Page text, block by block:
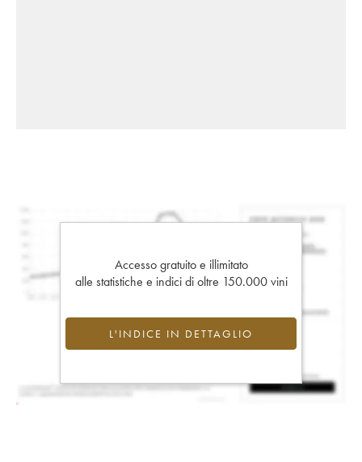
Accesso gratuito e illimitato
alle statistiche e indici di oltre 150.000 vini
L'INDICE IN DETTAGLIO